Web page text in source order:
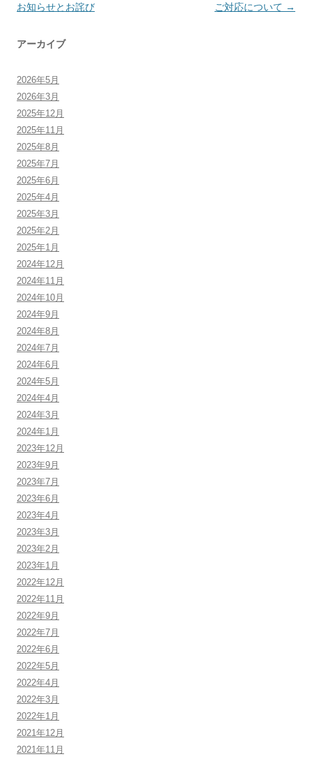
稿
ビ
ー
シ
ョ
ン
お知らせとお詫び ご対応について →
アーカイブ
2026年5月
2026年3月
2025年12月
2025年11月
2025年8月
2025年7月
2025年6月
2025年4月
2025年3月
2025年2月
2025年1月
2024年12月
2024年11月
2024年10月
2024年9月
2024年8月
2024年7月
2024年6月
2024年5月
2024年4月
2024年3月
2024年1月
2023年12月
2023年9月
2023年7月
2023年6月
2023年4月
2023年3月
2023年2月
2023年1月
2022年12月
2022年11月
2022年9月
2022年7月
2022年6月
2022年5月
2022年4月
2022年3月
2022年1月
2021年12月
2021年11月